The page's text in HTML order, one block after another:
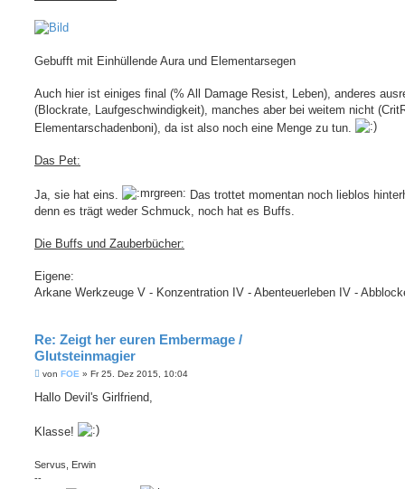
Gebufft mit Einhüllende Aura und Elementarsegen
Auch hier ist einiges final (% All Damage Resist, Leben), anderes
(Blockrate, Laufgeschwindigkeit), manches aber bei weitem nicht
Elementarschadenboni), da ist also noch eine Menge zu tun.
Das Pet:
Ja, sie hat eins.
Das trottet momentan noch lieblos
denn es trägt weder Schmuck, noch hat es Buffs.
Die Buffs und Zauberbücher:
Eigene:
Arkane Werkzeuge V - Konzentration IV - Abenteuerleben IV -
Re: Zeigt her euren Embermage /
Glutsteinmagier
B
i
a
g
von FOE » Fr 25. Dez 2015, 10:04
Hallo Devil's Girlfriend,
Klasse!
Servus, Erwin
--